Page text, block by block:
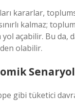
kararlar,
kalmaz;
açabilir. Bu da,
olabilir.
gibi tüketici